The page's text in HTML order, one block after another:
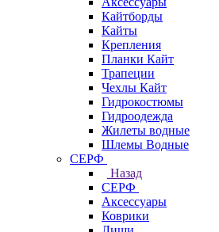
Кайтборды
Кайты
Крепления
Планки Кайт
Трапеции
Чехлы Кайт
Гидрокостюмы
Гидроодежда
Жилеты водные
Шлемы Водные
СЕРФ
Назад
СЕРФ
Аксессуары
Коврики